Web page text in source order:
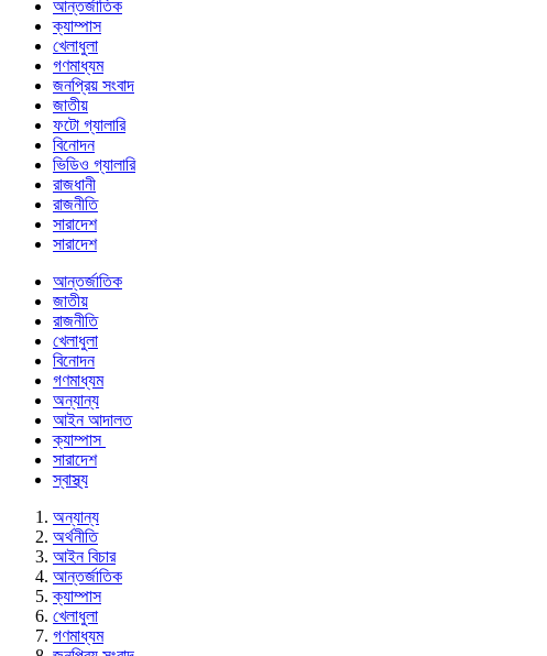
আন্তর্জাতিক
ক্যাম্পাস
খেলাধুলা
গণমাধ্যম
জনপ্রিয় সংবাদ
জাতীয়
ফটো গ্যালারি
বিনোদন
ভিডিও গ্যালারি
রাজধানী
রাজনীতি
সারাদেশ
সারাদেশ
আন্তর্জাতিক
জাতীয়
রাজনীতি
খেলাধুলা
বিনোদন
গণমাধ্যম
অন্যান্য
আইন আদালত
ক্যাম্পাস
সারাদেশ
স্বাস্থ্য
অন্যান্য
অর্থনীতি
আইন বিচার
আন্তর্জাতিক
ক্যাম্পাস
খেলাধুলা
গণমাধ্যম